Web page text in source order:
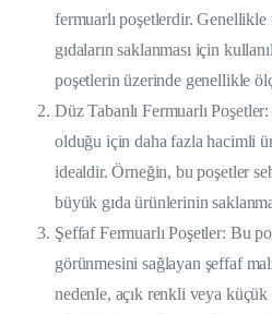
fermuarlı poşetlerdir.
gıdaların saklanması için
poşetlerin üzerinde genellikle
Düz Tabanlı Fermuarlı
olduğu için daha fazla hacimli
idealdir. Örneğin, bu poşetler
büyük gıda ürünlerinin
Şeffaf Fermuarlı Poşetler: Bu
görünmesini sağlayan şeffaf
nedenle, açık renkli veya